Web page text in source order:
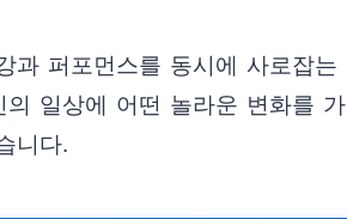
과 퍼포먼스를 동시에 사로잡는
일상에 어떤 놀라운 변화를 가
니다.